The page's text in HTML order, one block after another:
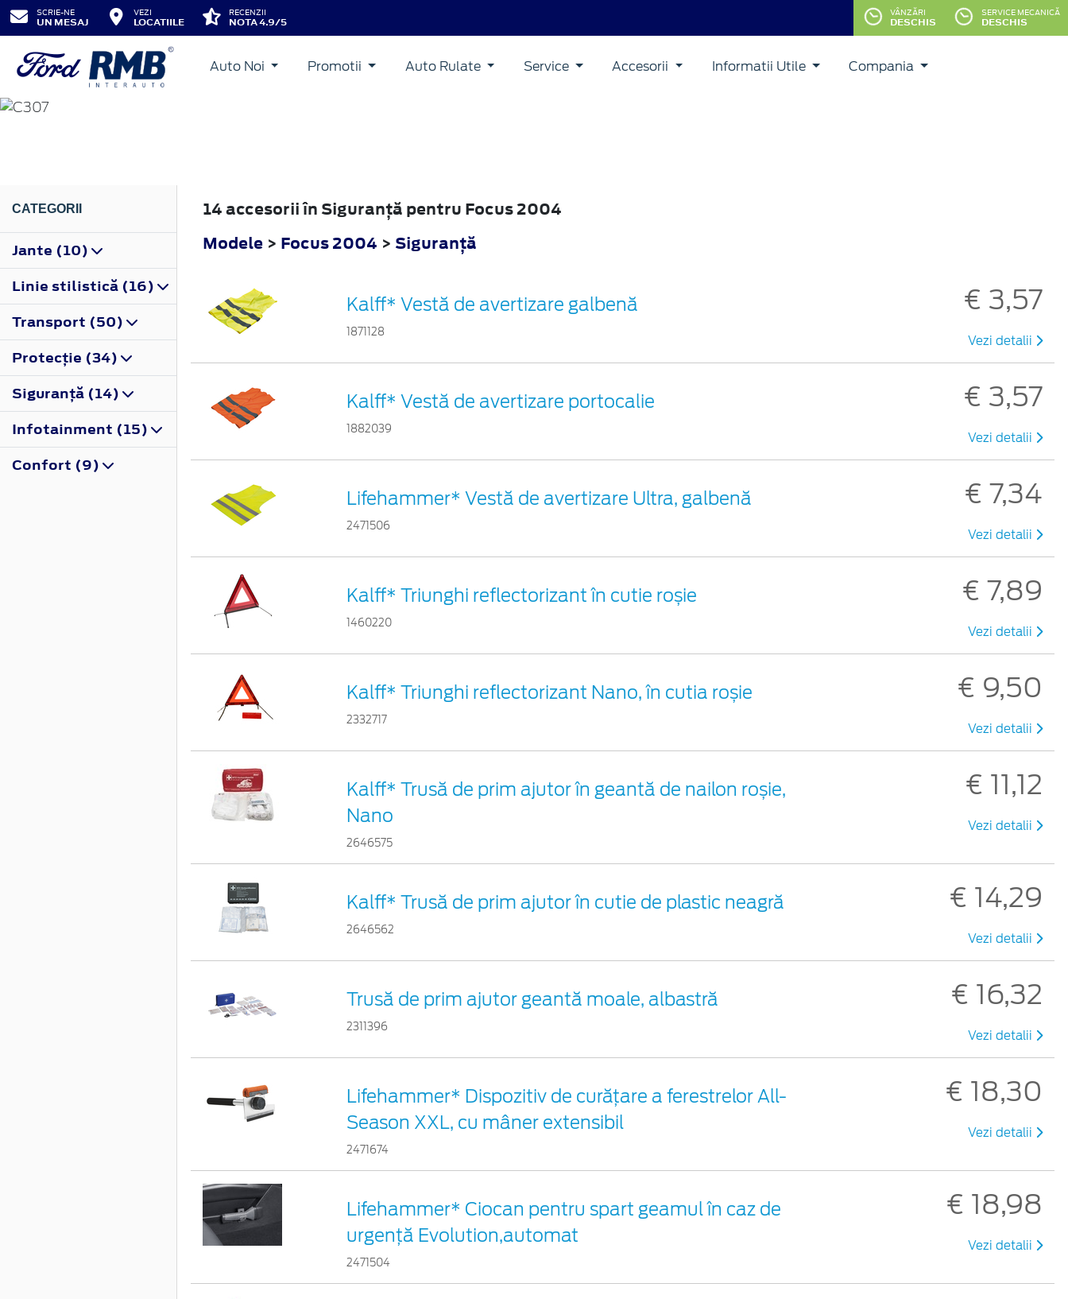
SCRIE-NE
UN MESAJ
VEZI
LOCATIILE
RECENZII
NOTA 4.9/5
VÂNZĂRI
DESCHIS
SERVICE MECANICĂ
DESCHIS
Auto Noi Promotii Auto Rulate Service Accesorii Informatii Utile Compania
FOCUS
CATEGORII
Jante (10)
Linie stilistică (16)
Transport (50)
Protecţie (34)
Siguranţă (14)
Infotainment (15)
Confort (9)
14 accesorii în Siguranţă pentru Focus 2004
Modele > Focus 2004 > Siguranţă
Kalff* Vestă de avertizare galbenă
1871128
€ 3,57
Vezi detalii
Kalff* Vestă de avertizare portocalie
1882039
€ 3,57
Vezi detalii
Lifehammer* Vestă de avertizare Ultra, galbenă
2471506
€ 7,34
Vezi detalii
Kalff* Triunghi reflectorizant în cutie roșie
1460220
€ 7,89
Vezi detalii
Kalff* Triunghi reflectorizant Nano, în cutia roșie
2332717
€ 9,50
Vezi detalii
Kalff* Trusă de prim ajutor în geantă de nailon roșie,
Nano
2646575
€ 11,12
Vezi detalii
Kalff* Trusă de prim ajutor în cutie de plastic neagră
2646562
€ 14,29
Vezi detalii
Trusă de prim ajutor geantă moale, albastră
2311396
€ 16,32
Vezi detalii
Lifehammer* Dispozitiv de curățare a ferestrelor All-
Season XXL, cu mâner extensibil
2471674
€ 18,30
Vezi detalii
Lifehammer* Ciocan pentru spart geamul în caz de
urgenţă Evolution,automat
2471504
€ 18,98
Vezi detalii